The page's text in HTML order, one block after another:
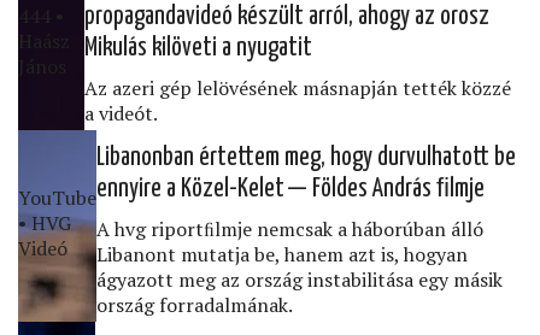
444 •
Haász
János
propagandavideó készült arról, ahogy az orosz
Mikulás kilöveti a nyugatit
Az azeri gép lelövésének másnapján tették közzé
a videót.
YouTube
• HVG
Videó
Libanonban értettem meg, hogy durvulhatott be
ennyire a Közel-Kelet — Földes András ﬁlmje
A hvg riportﬁlmje nemcsak a háborúban álló
Libanont mutatja be, hanem azt is, hogyan
ágyazott meg az ország instabilitása egy másik
ország forradalmának.